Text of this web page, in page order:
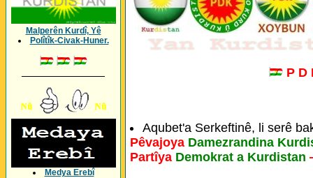
Malperên Kurdî, Yê
Polîtîk-Civak-Huner.
Medya Erebî
P D
Aqubet'a Serkeftinê, li serê
Pêvajoya Damezrandina
Partîya Demokrat a Kurdistan